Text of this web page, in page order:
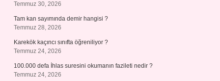
Temmuz 30, 2026
Tam kan sayımında demir hangisi ?
Temmuz 28, 2026
Karekök kaçıncı sınıfta öğreniliyor ?
Temmuz 24, 2026
100.000 defa İhlas suresini okumanın fazileti nedir ?
Temmuz 24, 2026